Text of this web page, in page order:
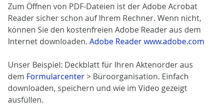
Zum Öffnen von PDF-Dateien ist der Adobe Acrobat
Reader sicher schon auf Ihrem Rechner. Wenn nicht,
können Sie den kostenfreien Adobe Reader aus dem
Internet downloaden. Adobe Reader www.adobe.com
Unser Beispiel: Deckblatt für Ihren Aktenorder aus
dem Formularcenter> Büroorganisation. Einfach
downloaden, speichern und wie im Video gezeigt
ausfüllen.